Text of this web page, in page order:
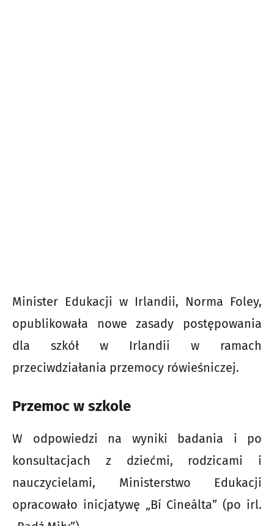
Minister Edukacji w Irlandii, Norma Foley,
opublikowała nowe zasady postępowania
dla szkół w Irlandii w ramach
przeciwdziałania przemocy rówieśniczej.
Przemoc w szkole
W odpowiedzi na wyniki badania i po
konsultacjach z dziećmi, rodzicami i
nauczycielami, Ministerstwo Edukacji
opracowało inicjatywę „Bí Cineálta” (po irl.